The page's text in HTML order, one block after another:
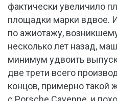
фактически увеличило
площадки марки вдвое.
по ажиотажу,
несколько лет назад,
минимум удвоить
две трети всего
концов, примерно такой